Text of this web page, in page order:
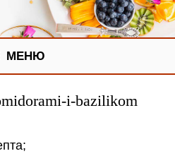
МЕНЮ
i-bazilikom
;